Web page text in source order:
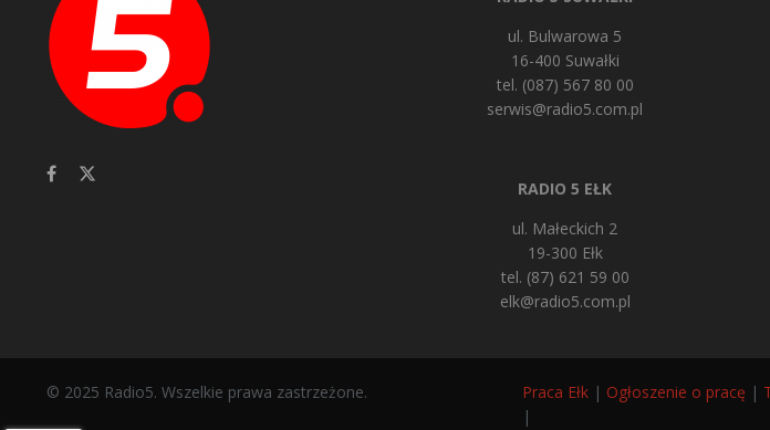
ul. Bulwarowa 5
16-400 Suwałki
tel. (087) 567 80 00
serwis@radio5.com.pl
RADIO 5 EŁK
ul. Małeckich 2
19-300 Ełk
tel. (87) 621 59 00
elk@radio5.com.pl
© 2025 Radio5. Wszelkie prawa zastrzeżone. Praca Ełk | Ogłoszenie o pracę |
|